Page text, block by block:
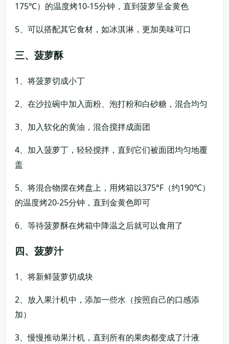
175℃）的温度烤10-15分钟，直到菠萝呈金黄色
5、可以搭配其它食材，如冰淇淋，更加美味可口
三、菠萝酥
1、将菠萝切成小丁
2、在沙拉碗中加入面粉、泡打粉和白砂糖，混合均匀
3、加入软化的黄油，混合搅拌成面团
4、加入菠萝丁，轻轻搅拌，直到它们被面团均匀地覆
盖
5、将混合物摆在烤盘上，用烤箱以375°F（约190℃）
的温度烤20-25分钟，直到金黄色即可
6、等待菠萝酥在烤箱中降温之后就可以食用了
四、菠萝汁
1、将新鲜菠萝切成块
2、放入果汁机中，添加一些水（按照自己的口感添
加）
3、慢慢推动果汁机，直到所有的果肉都变成了汁液